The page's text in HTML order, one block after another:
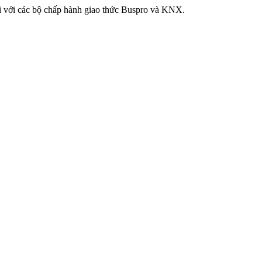
các bộ chấp hành giao thức Buspro và KNX.